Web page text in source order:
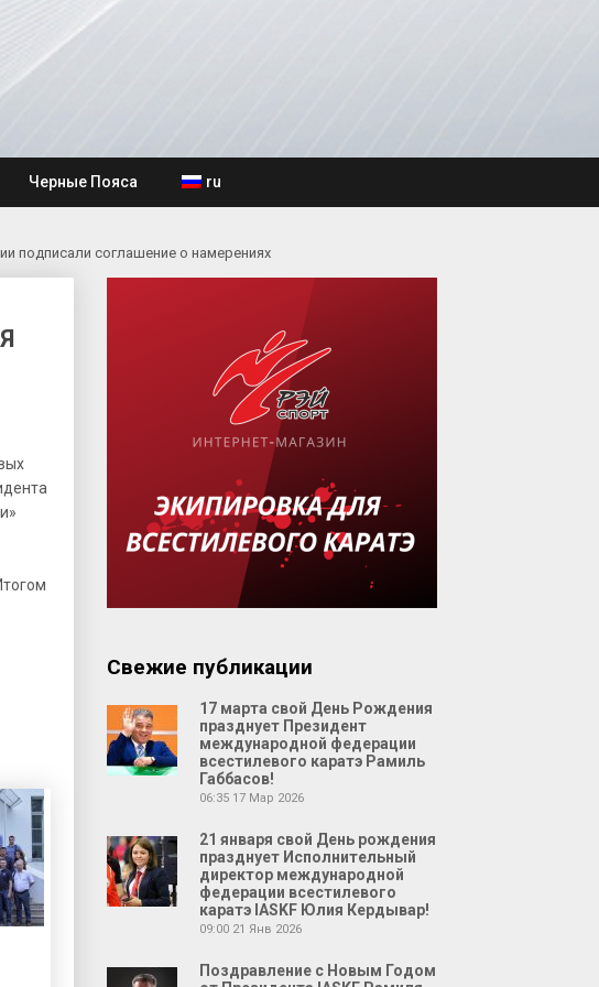
Черные Пояса ru
подписали соглашение о намерениях
Свежие публикации
17 марта свой День Рождения
празднует Президент
международной федерации
всестилевого каратэ Рамиль
Габбасов!
06:35 17 Мар 2026
21 января свой День рождения
празднует Исполнительный
директор международной
федерации всестилевого
каратэ IASKF Юлия Кердывар!
09:00 21 Янв 2026
Поздравление с Новым Годом